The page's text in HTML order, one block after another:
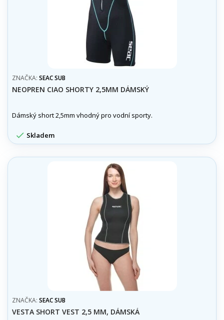
ZNAČKA: SEAC SUB
NEOPREN CIAO SHORTY 2,5MM DÁMSKÝ
Dámský short 2,5mm vhodný pro vodní sporty.
 Skladem
ZNAČKA: SEAC SUB
VESTA SHORT VEST 2,5 MM, DÁMSKÁ